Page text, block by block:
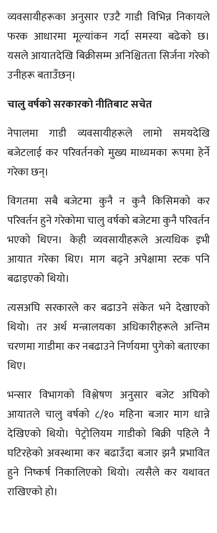
व्यवसायीहरूका अनुसार एउटै गाडी विभिन्न निकायले
फरक आधारमा मूल्यांकन गर्दा समस्या बढेको छ।
यसले आयातदेखि बिक्रीसम्म अनिश्चितता सिर्जना गरेको
उनीहरू बताउँछन्।
चालु वर्षको सरकारको नीतिबाट सचेत
नेपालमा गाडी व्यवसायीहरूले लामो समयदेखि
बजेटलाई कर परिवर्तनको मुख्य माध्यमका रूपमा हेर्ने
गरेका छन्।
विगतमा सबै बजेटमा कुनै न कुनै किसिमको कर
परिवर्तन हुने गरेकोमा चालु वर्षको बजेटमा कुनै परिवर्तन
भएको थिएन। केही व्यवसायीहरूले अत्यधिक इभी
आयात गरेका थिए। माग बढ्ने अपेक्षामा स्टक पनि
बढाइएको थियो।
त्यसअघि सरकारले कर बढाउने संकेत भने देखाएको
थियो। तर अर्थ मन्त्रालयका अधिकारीहरूले अन्तिम
चरणमा गाडीमा कर नबढाउने निर्णयमा पुगेको बताएका
थिए।
भन्सार विभागको विश्लेषण अनुसार बजेट अघिको
आयातले चालु वर्षको ८/१० महिना बजार माग धान्ने
देखिएको थियो। पेट्रोलियम गाडीको बिक्री पहिले नै
घटिरहेको अवस्थामा कर बढाउँदा बजार झनै प्रभावित
हुने निष्कर्ष निकालिएको थियो। त्यसैले कर यथावत
राखिएको हो।